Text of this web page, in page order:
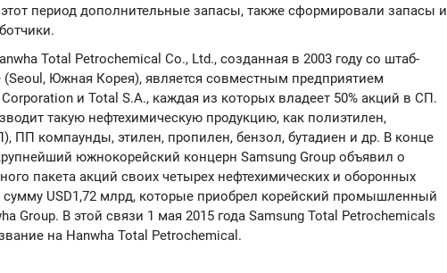
период дополнительные запасы, также сформировали запасы и
Total Petrochemical Co., Ltd., созданная в 2003 году со штаб-
(Seoul, Южная Корея), является совместным предприятием
и Total S.A., каждая из которых владеет 50% акций в СП.
такую нефтехимическую продукцию, как полиэтилен,
ПП компаунды, этилен, пропилен, бензол, бутадиен и др. В конце
южнокорейский концерн Samsung Group объявил о
пакета акций своих четырех нефтехимических и оборонных
сумму USD1,72 млрд, которые приобрел корейский промышленный
Group. В этой связи 1 мая 2015 года Samsung Total Petrochemicals
на Hanwha Total Petrochemical.